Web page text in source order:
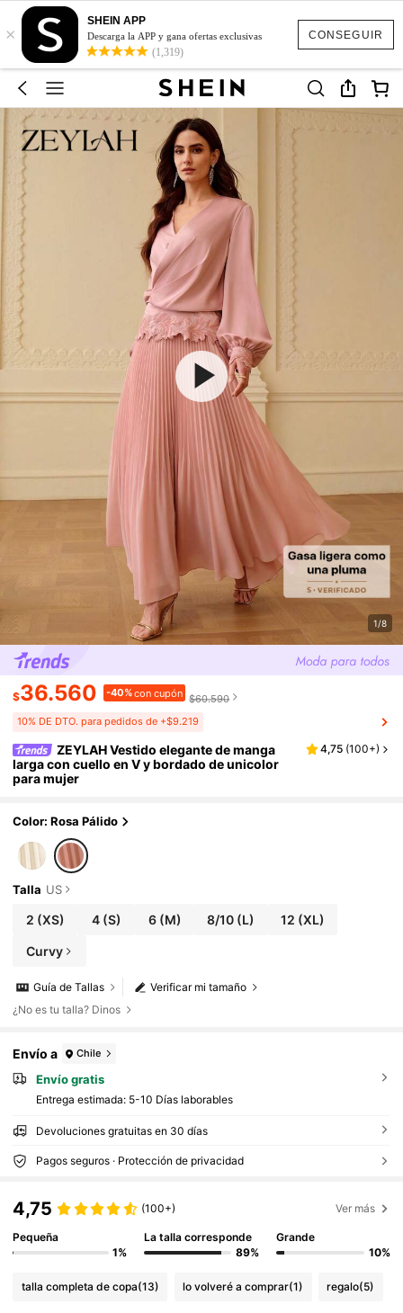
CONSEGUIR
×
SHEIN APP
Descarga la APP y gana ofertas exclusivas
(1,319)
1/8
$36.560 -40%con cupón $60.590
10% DE DTO. para pedidos de +$9.219
ZEYLAH Vestido elegante de manga
larga con cuello en V y bordado de unicolor
para mujer
4,75 (100+)
Color: Rosa Pálido
Talla US
2 (XS) 4(S) 6(M) 8/10 (L) 12 (XL)
Curvy
Verificar mi tamaño
Guía de Tallas
¿No es tu talla? Dinos
Envío a Chile
Envío gratis
Entrega estimada: 5-10 Días laborables
Devoluciones gratuitas en 30 días
Pagos seguros · Protección de privacidad
4,75 (100+) Ver más
Pequeña
1%
La talla corresponde
89%
Grande
10%
talla completa de copa(13) lo volveré a comprar(1) regalo(5)